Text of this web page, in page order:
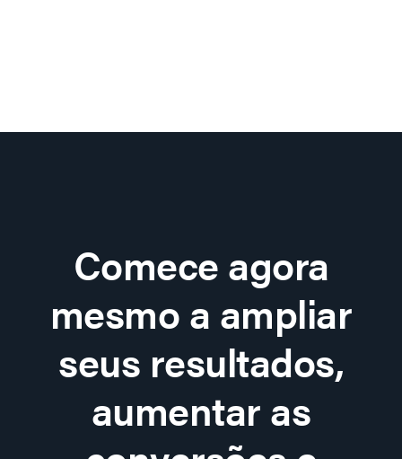
Comece agora
mesmo a ampliar
seus resultados,
aumentar as